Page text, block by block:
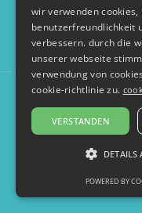
© by
wir verwenden cookies,
benutzerfreundlichkeit
verbessern. durch die
unserer webseite
verwendung von
cookie-richtlinie zu.
VERSTANDEN
DETAILS
UNBEDINGTPOWERED BY